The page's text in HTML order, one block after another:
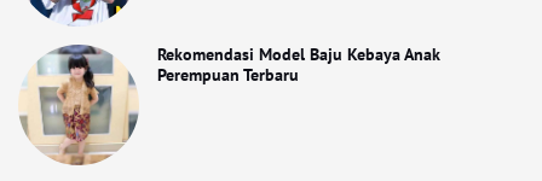
Rekomendasi Model Baju Kebaya Anak
Perempuan Terbaru